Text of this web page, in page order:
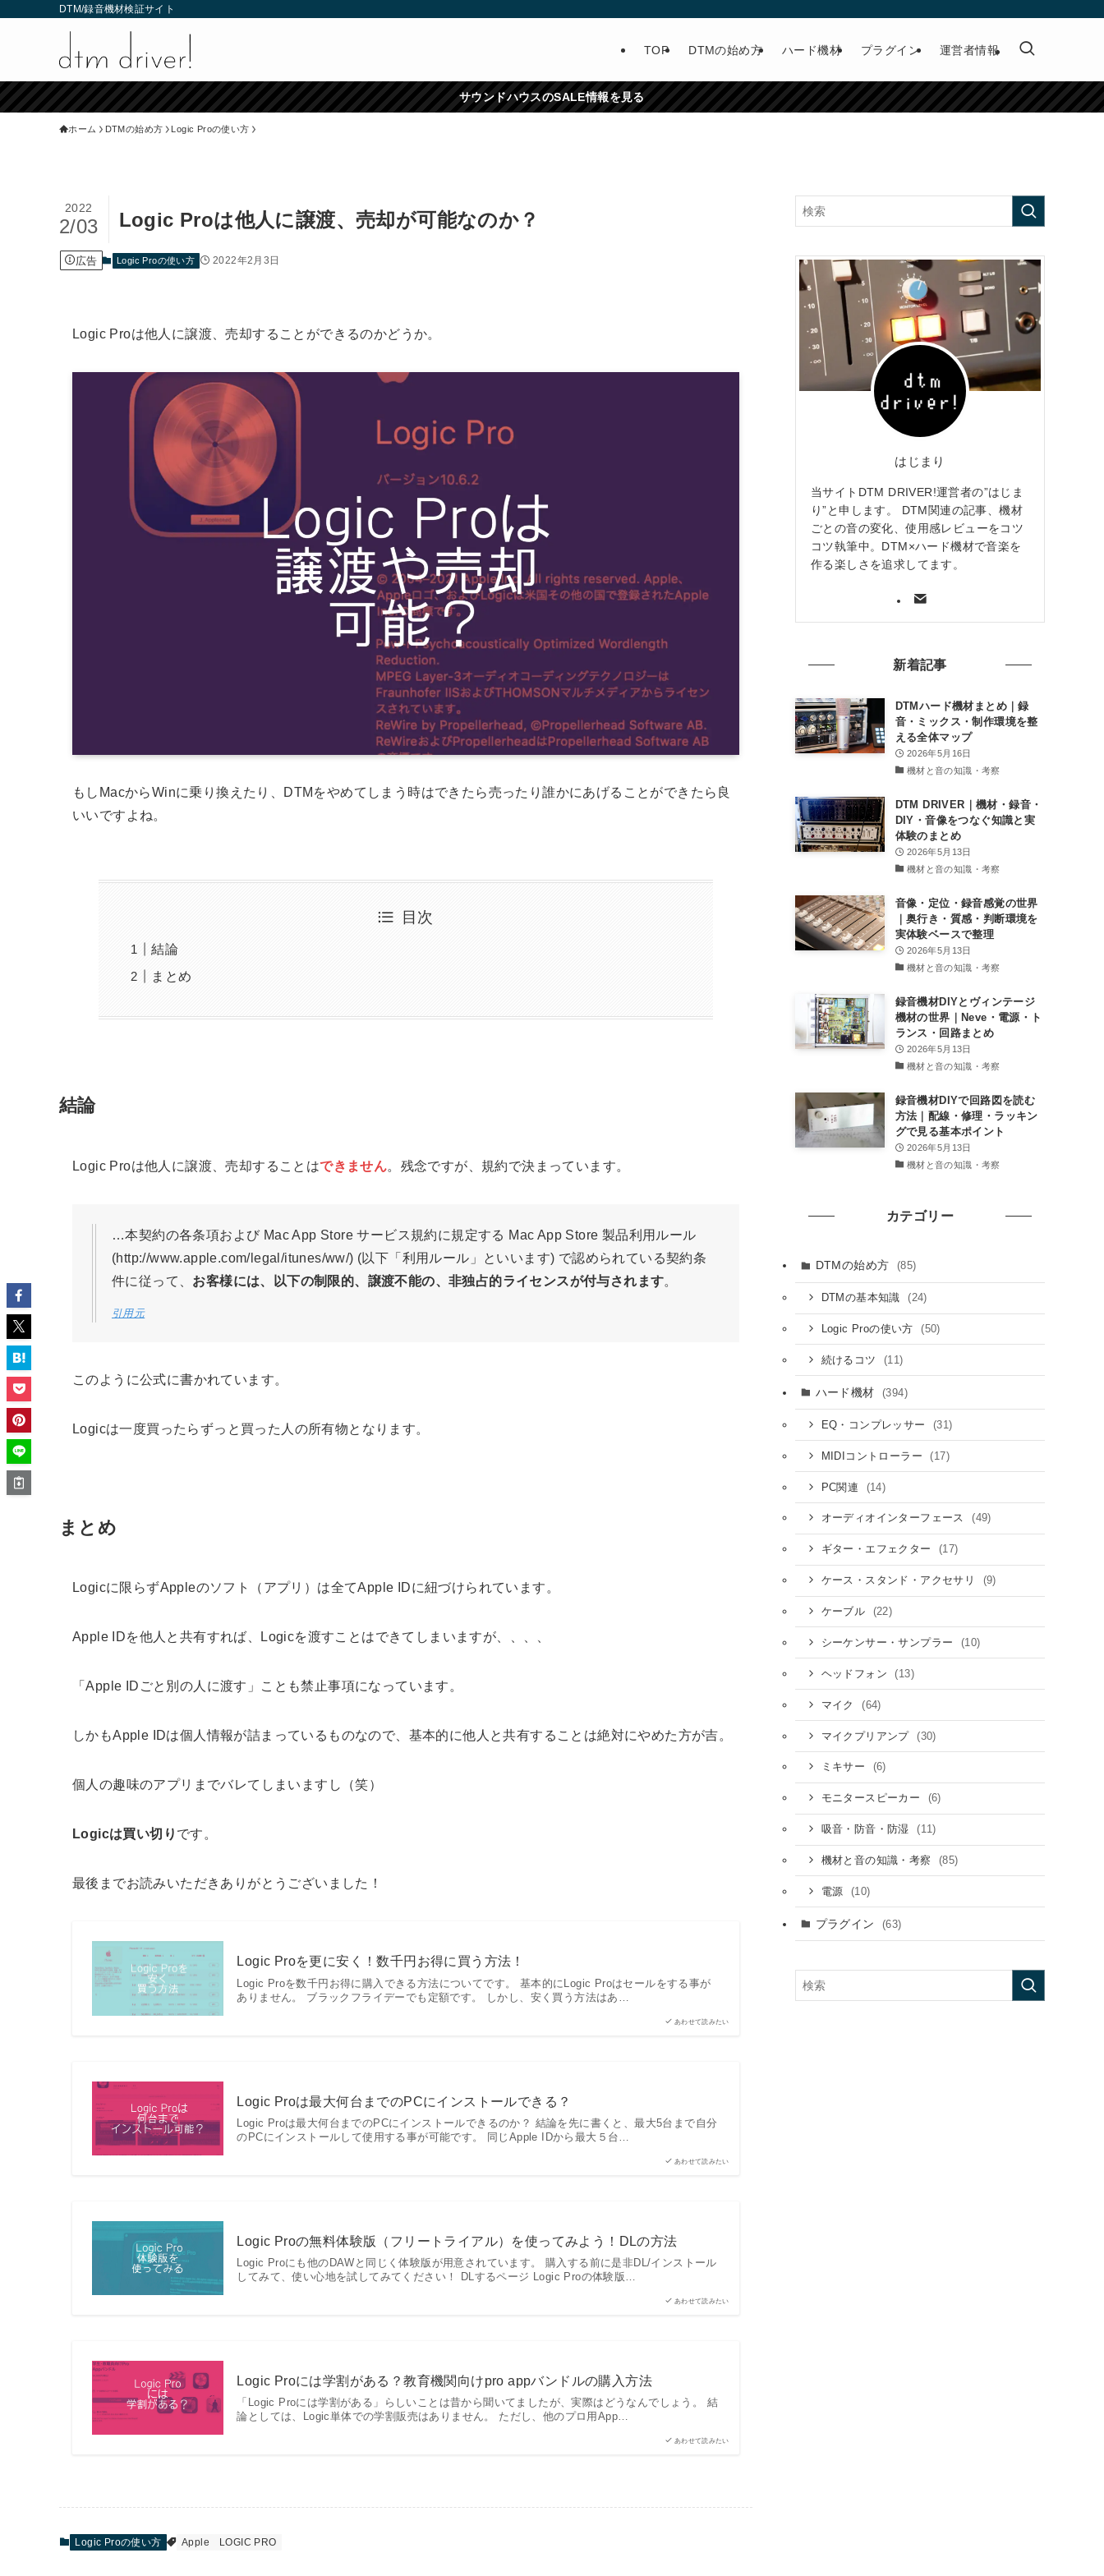
DTM/録音機材検証サイト
TOP DTMの始め方 ハード機材 プラグイン 運営者情報
サウンドハウスのSALE情報を見る
ホーム DTMの始め方 Logic Proの使い方
Logic Proは他人に譲渡、売却が可能なのか？
2022
2/03
広告 Logic Proの使い方 2022年2月3日
Logic Proは他人に譲渡、売却することができるのかどうか。
もしMacからWinに乗り換えたり、DTMをやめてしまう時はできたら売ったり誰かにあげることができたら良
いいですよね。
目次
結論
まとめ
結論
Logic Proは他人に譲渡、売却することはできません。残念ですが、規約で決まっています。
…本契約の各条項および Mac App Store サービス規約に規定する Mac App Store 製品利用ルール
(http://www.apple.com/legal/itunes/ww/) (以下「利用ルール」といいます) で認められている契約条
件に従って、 お客様には、以下の制限的、譲渡不能の、非独占的ライセンスが付与されます。
引用元
このように公式に書かれています。
Logicは一度買ったらずっと買った人の所有物となります。
まとめ
Logicに限らずAppleのソフト（アプリ）は全てApple IDに紐づけられています。
Apple IDを他人と共有すれば、Logicを渡すことはできてしまいますが、、、、
「Apple IDごと別の人に渡す」ことも禁止事項になっています。
しかもApple IDは個人情報が詰まっているものなので、基本的に他人と共有することは絶対にやめた方が吉。
個人の趣味のアプリまでバレてしまいますし（笑）
Logicは買い切り です。
最後までお読みいただきありがとうございました！
あわせて読みたい
Logic Proを更に安く！数千円お得に買う方法！
Logic Proを数千円お得に購入できる方法についてです。 基本的にLogic Proはセールをする事が
ありません。 ブラックフライデーでも定額です。 しかし、安く買う方法はあ…
あわせて読みたい
Logic Proは最大何台までのPCにインストールできる？
Logic Proは最大何台までのPCにインストールできるのか？ 結論を先に書くと、最大5台まで自分
のPCにインストールして使用する事が可能です。 同じApple IDから最大５台…
あわせて読みたい
Logic Proの無料体験版（フリートライアル）を使ってみよう！DLの方法
Logic Proにも他のDAWと同じく体験版が用意されています。 購入する前に是非DL/インストール
してみて、使い心地を試してみてください！ DLするページ Logic Proの体験版…
あわせて読みたい
Logic Proには学割がある？教育機関向けpro appバンドルの購入方法
「Logic Proには学割がある」らしいことは昔から聞いてましたが、実際はどうなんでしょう。 結
論としては、Logic単体での学割販売はありません。 ただし、他のプロ用App…
Logic Proの使い方 Apple LOGIC PRO
はじまり
当サイトDTM DRIVER!運営者の”はじま
り”と申します。 DTM関連の記事、機材
ごとの音の変化、使用感レビューをコツ
コツ執筆中。DTM×ハード機材で音楽を
作る楽しさを追求してます。
新着記事
DTMハード機材まとめ｜録
音・ミックス・制作環境を整
える全体マップ
2026年5月16日
機材と音の知識・考察
DTM DRIVER｜機材・録音・
DIY・音像をつなぐ知識と実
体験のまとめ
2026年5月13日
機材と音の知識・考察
音像・定位・録音感覚の世界
｜奥行き・質感・判断環境を
実体験ベースで整理
2026年5月13日
機材と音の知識・考察
録音機材DIYとヴィンテージ
機材の世界｜Neve・電源・ト
ランス・回路まとめ
2026年5月13日
機材と音の知識・考察
録音機材DIYで回路図を読む
方法｜配線・修理・ラッキン
グで見る基本ポイント
2026年5月13日
機材と音の知識・考察
カテゴリー
DTMの始め方 (85)
DTMの基本知識 (24)
Logic Proの使い方 (50)
続けるコツ (11)
ハード機材 (394)
EQ・コンプレッサー (31)
MIDIコントローラー (17)
PC関連 (14)
オーディオインターフェース (49)
ギター・エフェクター (17)
ケース・スタンド・アクセサリ (9)
ケーブル (22)
シーケンサー・サンプラー (10)
ヘッドフォン (13)
マイク (64)
マイクプリアンプ (30)
ミキサー (6)
モニタースピーカー (6)
吸音・防音・防湿 (11)
機材と音の知識・考察 (85)
電源 (10)
プラグイン (63)